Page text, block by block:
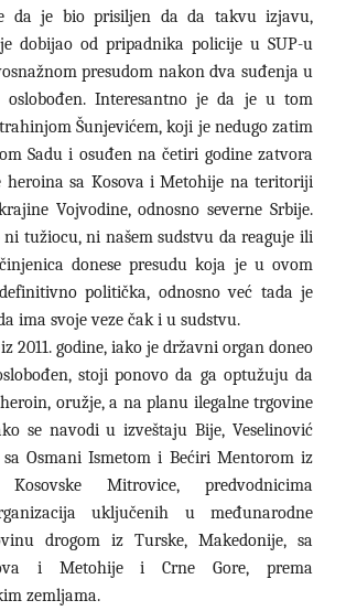
da je bio prisiljen da da takvu izjavu,
dobijao od pripadnika policije u SUP-u
presudom nakon dva suđenja u
Interesantno je da je u tom
Šunjevićem, koji je nedugo zatim
Sadu i osuđen na četiri godine zatvora
heroina sa Kosova i Metohije na teritoriji
Vojvodine, odnosno severne Srbije.
ni tužiocu, ni našem sudstvu da reaguje ili
donese presudu koja je u ovom
politička, odnosno već tada je
ima svoje veze čak i u sudstvu.
2011. godine, iako je državni organ doneo
stoji ponovo da ga optužuju da
oružje, a na planu ilegalne trgovine
se navodi u izveštaju Bije, Veselinović
Osmani Ismetom i Bećiri Mentorom iz
Mitrovice, predvodnicima
uključenih u međunarodne
drogom iz Turske, Makedonije, sa
i Metohije i Crne Gore, prema
zemljama.